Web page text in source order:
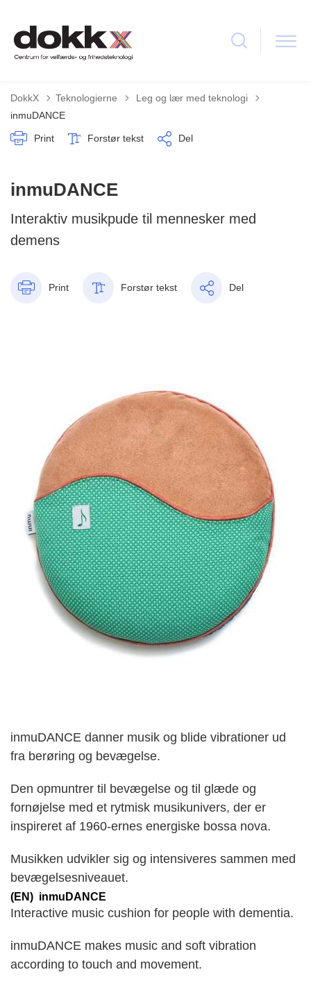
DokkX Teknologierne Tilbage til
Leg og lær med teknologi
inmuDANCE
Print Forstør tekst Del
inmuDANCE
Interaktiv musikpude til mennesker med
demens
Print Forstør tekst Del
inmuDANCE danner musik og blide vibrationer ud
fra berøring og bevægelse.
Den opmuntrer til bevægelse og til glæde og
fornøjelse med et rytmisk musikunivers, der er
inspireret af 1960-ernes energiske bossa nova.
Musikken udvikler sig og intensiveres sammen med
bevægelsesniveauet.
(EN) inmuDANCE
Interactive music cushion for people with dementia.
inmuDANCE makes music and soft vibration
according to touch and movement.